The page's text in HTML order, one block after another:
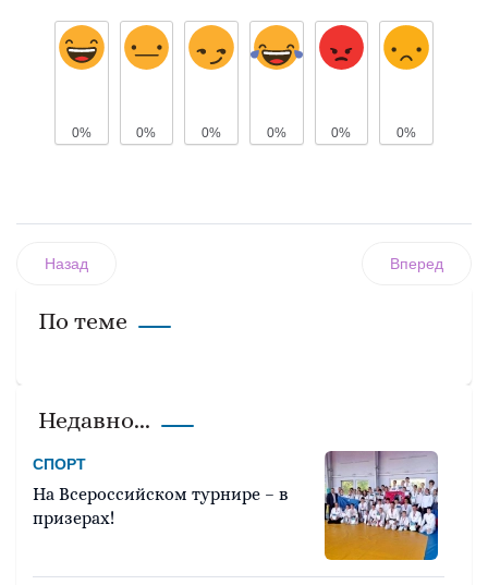
0% 0% 0% 0% 0% 0%
Назад Вперед
По теме
Недавно...
СПОРТ
На Всероссийском турнире – в
призерах!